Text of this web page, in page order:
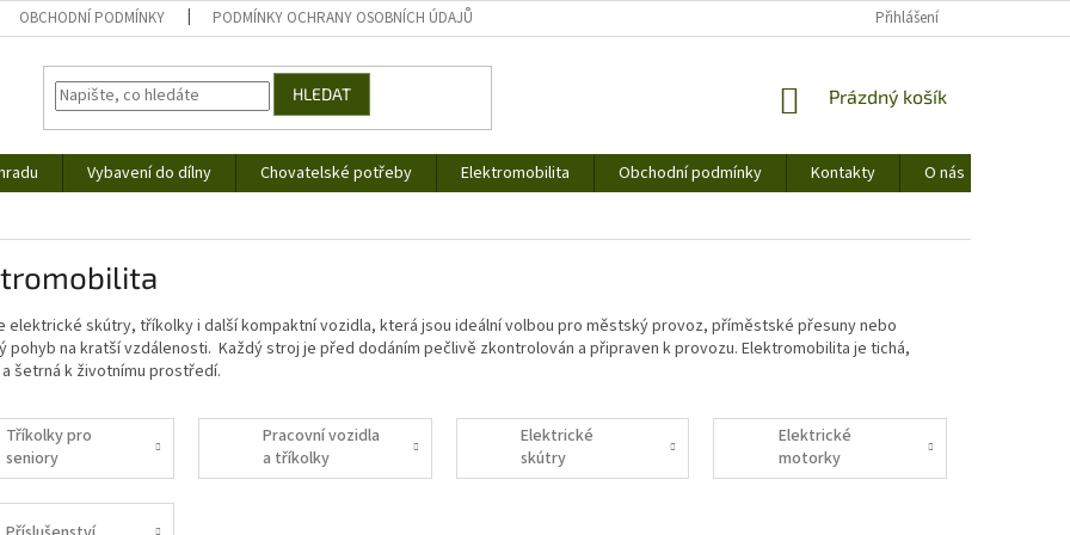
OBCHODNÍ PODMÍNKY PODMÍNKY OCHRANY OSOBNÍCH ÚDAJŮ Přihlášení
HLEDAT
NÁKUPNÍ
Prázdný košík
Vybavení do dílny Chovatelské potřeby Elektromobilita Obchodní podmínky Kontakty
O nás
elektrické skútry, tříkolky i další kompaktní vozidla, která jsou ideální volbou pro městský provoz, příměstské přesuny nebo
pohyb na kratší vzdálenosti. Každý stroj je před dodáním pečlivě zkontrolován a připraven k provozu. Elektromobilita je tichá,
šetrná k životnímu prostředí.
Tříkolky pro
seniory
Pracovní vozidla
a tříkolky
Elektrické
skútry
Elektrické
motorky